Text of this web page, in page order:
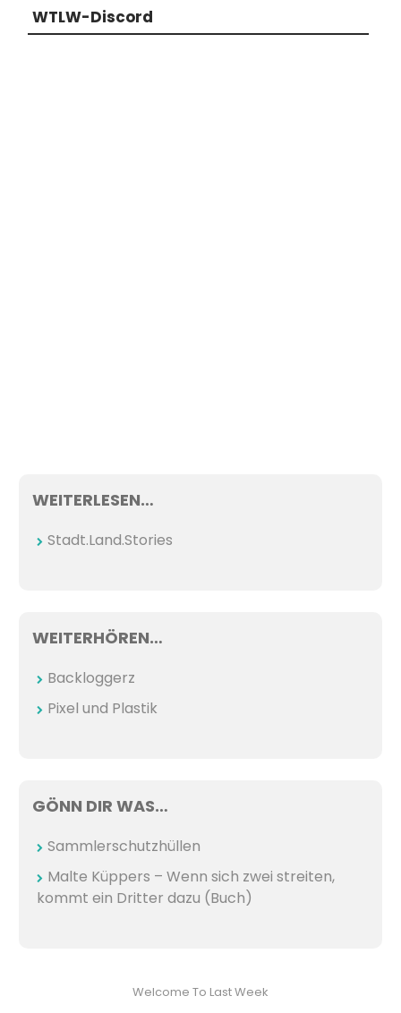
WTLW-Discord
WEITERLESEN…
Stadt.Land.Stories
WEITERHÖREN…
Backloggerz
Pixel und Plastik
GÖNN DIR WAS…
Sammlerschutzhüllen
Malte Küppers – Wenn sich zwei streiten,
kommt ein Dritter dazu (Buch)
Welcome To Last Week